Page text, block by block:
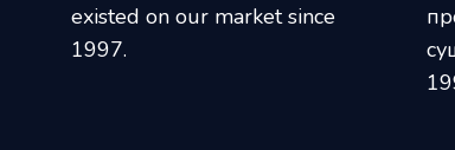
existed on our market since
1997.